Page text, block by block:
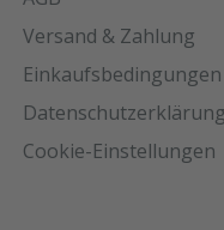
Versand & Zahlung
Einkaufsbedingungen
Datenschutzerklärung
Cookie-Einstellungen